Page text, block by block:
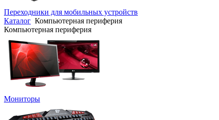
Переходники для мобильных устройств
Каталог Компьютерная периферия
Компьютерная периферия
Мониторы